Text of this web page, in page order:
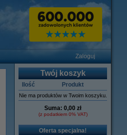
Zaloguj
Twój koszyk
Ilość Produkt
Nie ma produktów w Twoim koszyku.
Suma: 0,00 zł
(z podatkiem 0% VAT)
Oferta specjalna!